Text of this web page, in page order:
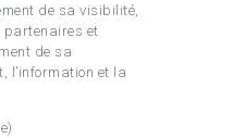
de sa visibilité,
partenaires et
de sa
l’information et la